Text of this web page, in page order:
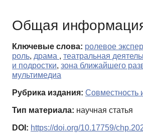
Общая
Ключевые слова: ролевое
роль, драма , театральная
и подростки, зона ближайшего
мультимедиа
Рубрика издания: Совместность
Тип материала: научная статья
DOI: https://doi.org/10.17759/